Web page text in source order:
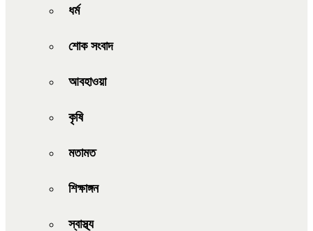
ধর্ম
শোক সংবাদ
আবহাওয়া
কৃষি
মতামত
শিক্ষাঙ্গন
স্বাস্থ্য